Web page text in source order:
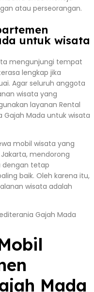
atau perseorangan.
untuk wisata
mengunjungi tempat
lengkap jika
Agar seluruh anggota
wisata yang
layanan Rental
Mada untuk wisata
mobil wisata yang
mendorong
dengan tetap
baik. Oleh karena itu,
wisata adalah
Mada